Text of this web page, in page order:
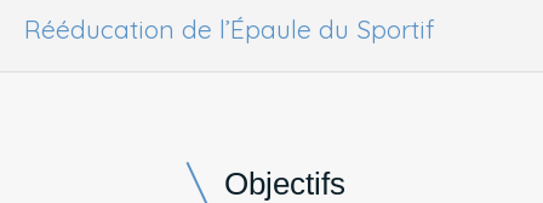
Rééducation de l’Épaule du Sportif
Objectifs